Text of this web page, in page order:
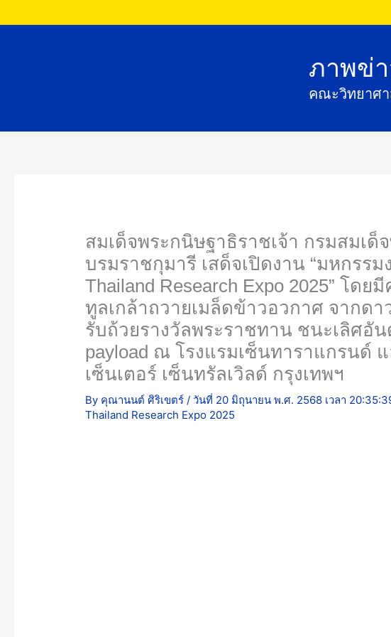
to
ภาพข่า
คณะวิทยาศา
สมเด็จพระกนิษฐาธิราชเจ้า กรมสมเด็จพร
กุมารี เสด็จเปิดงาน “มหกรรมงานวิจัยแห่
Expo 2025” โดยมีคณะวิทยาศาสตร์ ม.ม
อวกาศ จากดาวเทียมวิจัย Shijian-19 และ
เลิศอันดับ 1 จากผลงาน Chang-E 7
และบางกอกคอนเวนชันเซ็นเตอร์ เซ็นทรัล
Byคุณานนต์ ศิริเขตร์/วันที่ 20 มิถุนายน พ.ศ. 2568 เวลา
Thailand Research Expo 2025